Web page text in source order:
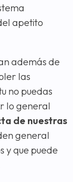
apetito
además de
las
no puedas
lo general
de nuestras
general
y que puede